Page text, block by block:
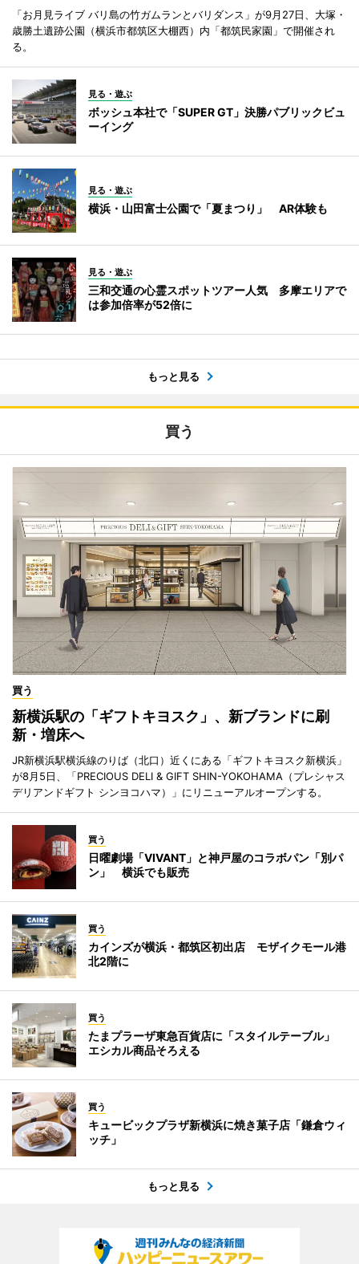
「お月見ライブ バリ島の竹ガムランとバリダンス」が9月27日、大塚・
歳勝土遺跡公園（横浜市都筑区大棚西）内「都筑民家園」で開催され
る。
見る・遊ぶ
ボッシュ本社で「SUPER GT」決勝パブリックビュ
ーイング
見る・遊ぶ
横浜・山田富士公園で「夏まつり」 AR体験も
見る・遊ぶ
三和交通の心霊スポットツアー人気 多摩エリアで
は参加倍率が52倍に
もっと見る
買う
買う
新横浜駅の「ギフトキヨスク」、新ブランドに刷
新・増床へ
JR新横浜駅横浜線のりば（北口）近くにある「ギフトキヨスク新横浜」
が8月5日、「PRECIOUS DELI & GIFT SHIN-YOKOHAMA（プレシャス
デリアンドギフト シンヨコハマ）」にリニューアルオープンする。
買う
日曜劇場「VIVANT」と神戸屋のコラボパン「別パ
ン」 横浜でも販売
買う
カインズが横浜・都筑区初出店 モザイクモール港
北2階に
買う
たまプラーザ東急百貨店に「スタイルテーブル」
エシカル商品そろえる
買う
キュービックプラザ新横浜に焼き菓子店「鎌倉ウィ
ッチ」
もっと見る